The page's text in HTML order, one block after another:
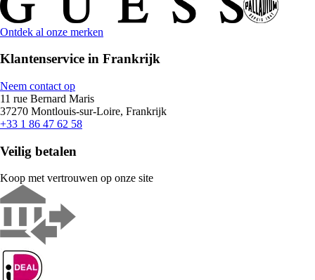
Ontdek al onze merken
Klantenservice in Frankrijk
Neem contact op
11 rue Bernard Maris
37270 Montlouis-sur-Loire, Frankrijk
+33 1 86 47 62 58
Veilig betalen
Koop met vertrouwen op onze site